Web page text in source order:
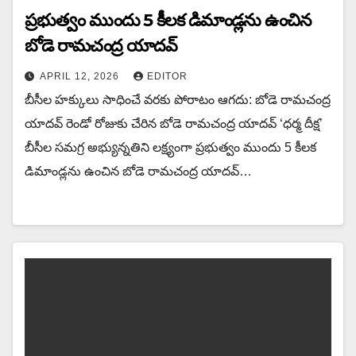
ప్రభుత్వం ముందు 5 కీలక డిమాండ్లను ఉంచిన‌
బోడె రామచంద్ర యాదవ్
APRIL 12, 2026 EDITOR
బీసీల హక్కులు సాధించే వరకు పోరాటం ఆగదు: బోడె రామచంద్ర
యాదవ్ రెండో రోజుకు చేరిన బోడె రామచంద్ర యాదవ్ ‘ధర్మ దీక్ష’
బీసీల సమగ్ర అభ్యున్నతిని లక్ష్యంగా ప్రభుత్వం ముందు 5 కీలక
డిమాండ్లను ఉంచిన‌ బోడె రామచంద్ర యాదవ్…